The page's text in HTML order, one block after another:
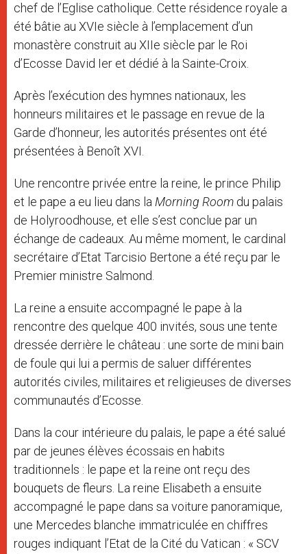
chef de l’Eglise catholique. Cette résidence royale a
été bâtie au XVIe siècle à l’emplacement d’un
monastère construit au XIIe siècle par le Roi
d’Ecosse David Ier et dédié à la Sainte-Croix.
Après l’exécution des hymnes nationaux, les
honneurs militaires et le passage en revue de la
Garde d’honneur, les autorités présentes ont été
présentées à Benoît XVI.
Une rencontre privée entre la reine, le prince Philip
et le pape a eu lieu dans la Morning Room du palais
de Holyroodhouse, et elle s’est conclue par un
échange de cadeaux. Au même moment, le cardinal
secrétaire d’Etat Tarcisio Bertone a été reçu par le
Premier ministre Salmond.
La reine a ensuite accompagné le pape à la
rencontre des quelque 400 invités, sous une tente
dressée derrière le château : une sorte de mini bain
de foule qui lui a permis de saluer différentes
autorités civiles, militaires et religieuses de diverses
communautés d’Ecosse.
Dans la cour intérieure du palais, le pape a été salué
par de jeunes élèves écossais en habits
traditionnels : le pape et la reine ont reçu des
bouquets de fleurs. La reine Elisabeth a ensuite
accompagné le pape dans sa voiture panoramique,
une Mercedes blanche immatriculée en chiffres
rouges indiquant l’Etat de la Cité du Vatican : « SCV